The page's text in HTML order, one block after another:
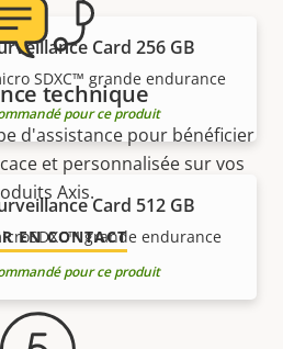
Card 256 GB
SDXC™ grande endurance
pour ce produit
Card 512 GB
grande endurance
pour ce produit
technique
d'assistance pour bénéficier
et personnalisée sur vos
Axis.
EN CONTACT